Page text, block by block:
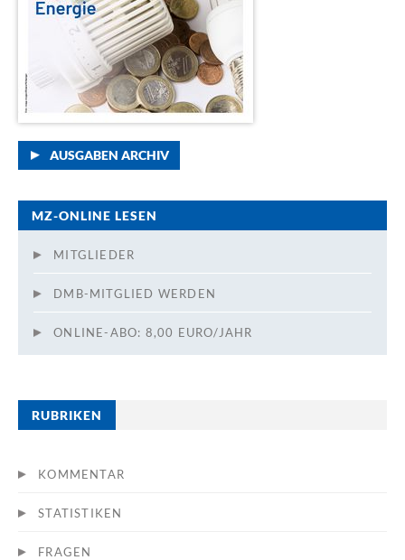
AUSGABEN ARCHIV
MZ-ONLINE LESEN
MITGLIEDER
DMB-MITGLIED WERDEN
ONLINE-ABO: 8,00 EURO/JAHR
RUBRIKEN
KOMMENTAR
STATISTIKEN
FRAGEN